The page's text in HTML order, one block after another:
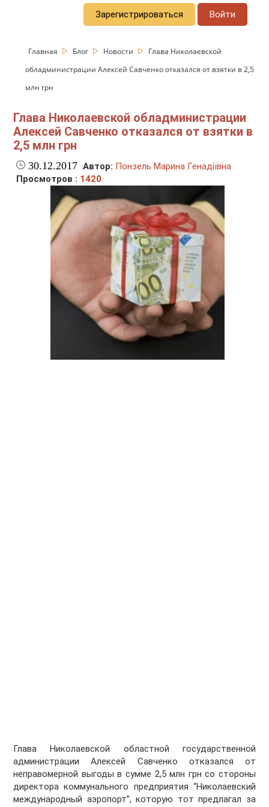
Зарегистрироваться Войти
Главная Блог Новости
Глава Николаевской
обладминистрации Алексей Савченко отказался от взятки в 2,5
млн грн
Глава Николаевской обладминистрации
Алексей Савченко отказался от взятки в
2,5 млн грн
30.12.2017 Автор: Понзель Марина Генадіївна
Просмотров : 1420
Глава Николаевской областной государственной
администрации Алексей Савченко отказался от
неправомерной выгоды в сумме 2,5 млн грн со стороны
директора коммунального предприятия “Николаевский
международный аэропорт”, которую тот предлагал за